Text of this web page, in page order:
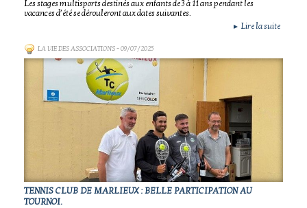
Les stages multisports destinés aux enfants de 3 à 11 ans pendant les
vacances d’été se dérouleront aux dates suivantes.
► Lire la suite
LA VIE DES ASSOCIATIONS- 09/07/2025
TENNIS CLUB DE MARLIEUX : BELLE PARTICIPATION AU
TOURNOI.